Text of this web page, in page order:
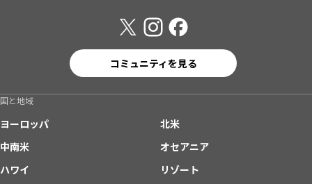
コミュニティを見る
国と地域
ヨーロッパ
北米
中南米
オセアニア
ハワイ
リゾート